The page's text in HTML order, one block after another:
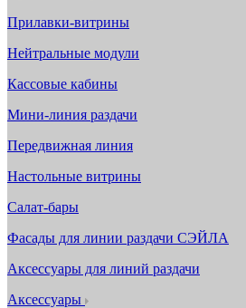
Прилавки-витрины
Нейтральные модули
Кассовые кабины
Мини-линия раздачи
Передвижная линия
Настольные витрины
Салат-бары
Фасады для линии раздачи СЭЙЛА
Аксессуары для линий раздачи
Аксессуары